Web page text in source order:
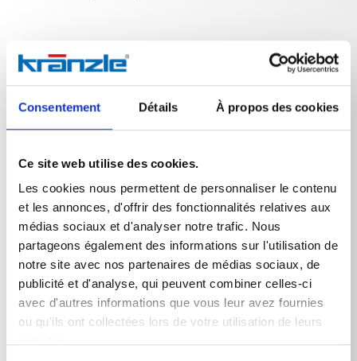
Consentement Détails À propos des cookies
Ce site web utilise des cookies.
Les cookies nous permettent de personnaliser le contenu
et les annonces, d'offrir des fonctionnalités relatives aux
médias sociaux et d'analyser notre trafic. Nous
partageons également des informations sur l'utilisation de
notre site avec nos partenaires de médias sociaux, de
publicité et d'analyse, qui peuvent combiner celles-ci
avec d'autres informations que vous leur avez fournies
ou qu'ils ont collectées lors de votre utilisation de leurs
Données techniques
DONNÉES TECHNIQUES
Poids
buse turbo-jet 045 1/4'' FI
0,2759kg